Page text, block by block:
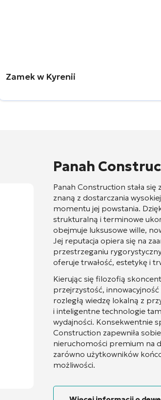
Zamek w Kyrenii
Panah
Panah Construction stała
znaną z dostarczania
momentu jej powstania.
strukturalną i terminowe
obejmuje luksusowe wille,
Jej reputacja opiera się na
przestrzeganiu
oferuje trwałość, estetykę i
Kierując się filozofią
przejrzystość,
rozległą wiedzę lokalną z
i inteligentne technologie
wydajności. Konsekwentnie
Construction zapewniła
nieruchomości premium na
zarówno użytkowników
możliwości.